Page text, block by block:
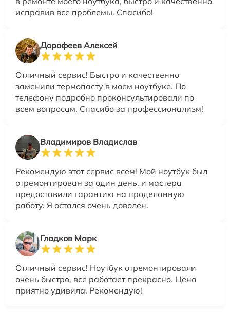
исправив все проблемы. Спасибо!
Дорофеев Алексей
Отличный сервис! Быстро и качественно
заменили термопасту в моем ноутбуке. По
телефону подробно проконсультировали по
всем вопросам. Спасибо за профессионализм!
Владимиров Владислав
Рекомендую этот сервис всем! Мой ноутбук был
отремонтирован за один день, и мастера
предоставили гарантию на проделанную
работу. Я остался очень доволен.
Гладков Марк
Отличный сервис! Ноутбук отремонтировали
очень быстро, всё работает прекрасно. Цена
приятно удивила. Рекомендую!